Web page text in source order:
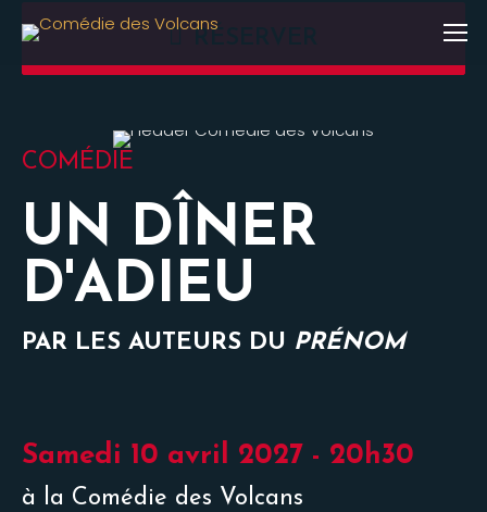
COMÉDIE
UN DÎNER
D'ADIEU
PAR LES AUTEURS DU PRÉNOM
Samedi 10 avril 2027 - 20h30
à la Comédie des Volcans